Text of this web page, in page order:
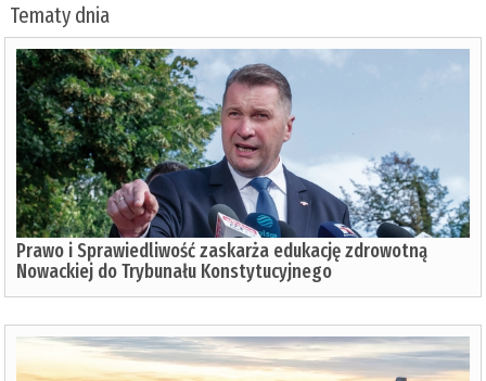
Tematy dnia
Prawo i Sprawiedliwość zaskarża edukację zdrowotną
Nowackiej do Trybunału Konstytucyjnego